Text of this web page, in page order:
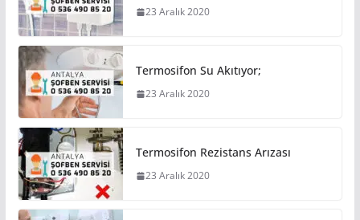
23 Aralık 2020
Termosifon Su Akıtıyor;
23 Aralık 2020
Termosifon Rezistans Arızası
23 Aralık 2020